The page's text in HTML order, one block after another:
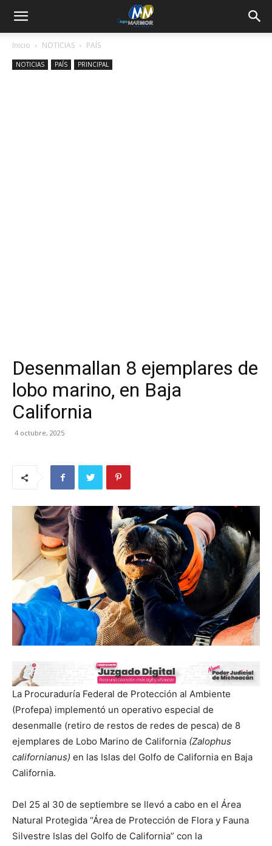
Inicio NOTICIAS PAÍS
NOTICIAS PAÍS PRINCIPAL
Desenmallan 8 ejemplares de
lobo marino, en Baja
California
4 octubre, 2025
La Procuraduría Federal de Protección al Ambiente
(Profepa) implementó un operativo especial de
desenmalle (retiro de restos de redes de pesca) de 8
ejemplares de Lobo Marino de California (Zalophus
californianus) en las Islas del Golfo de California en Baja
California.
Del 25 al 30 de septiembre se llevó a cabo en el Área
Natural Protegida “Área de Protección de Flora y Fauna
Silvestre Islas del Golfo de California” con la